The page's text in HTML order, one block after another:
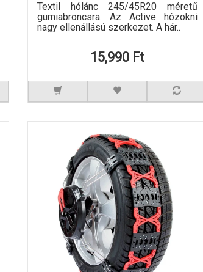
Textil hólánc 245/45R20 méretű
gumiabroncsra. Az Active hózokni
nagy ellenállású szerkezet. A hár..
15,990 Ft